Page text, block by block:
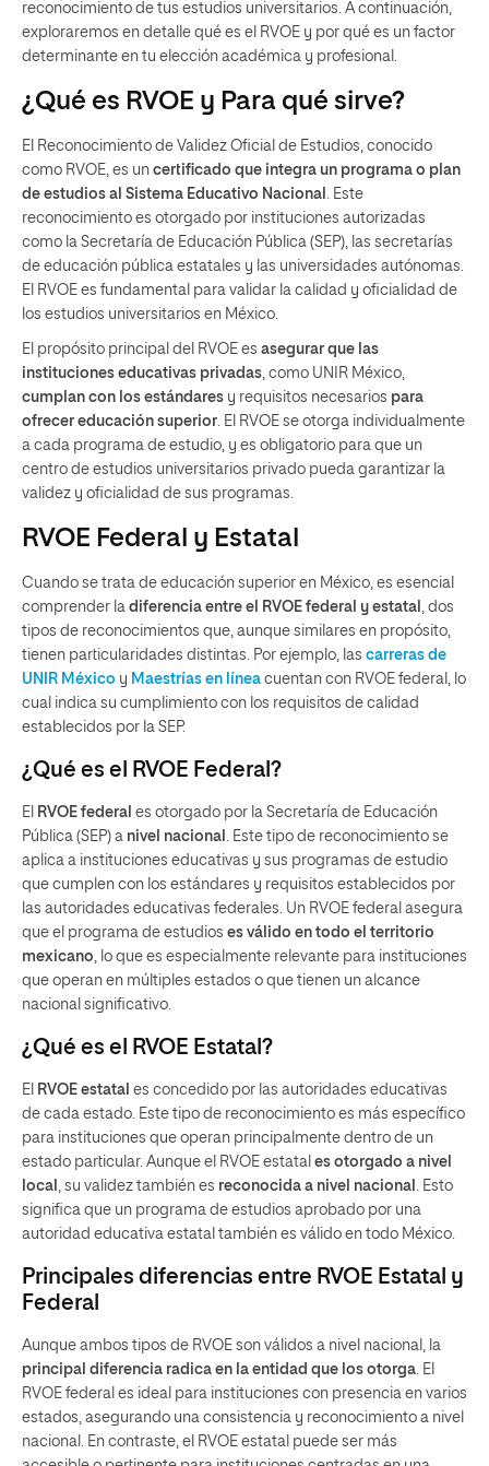
reconocimiento de tus estudios universitarios. A continuación,
exploraremos en detalle qué es el RVOE y por qué es un factor
determinante en tu elección académica y profesional.
¿Qué es RVOE y Para qué sirve?
El Reconocimiento de Validez Oficial de Estudios, conocido
como RVOE, es un certificado que integra un programa o plan
de estudios al Sistema Educativo Nacional . Este
reconocimiento es otorgado por instituciones autorizadas
como la Secretaría de Educación Pública (SEP), las secretarías
de educación pública estatales y las universidades autónomas.
El RVOE es fundamental para validar la calidad y oficialidad de
los estudios universitarios en México.
El propósito principal del RVOE es asegurar que las
instituciones educativas privadas, como UNIR México,
cumplan con los estándares y requisitos necesarios para
ofrecer educación superior. El RVOE se otorga individualmente
a cada programa de estudio, y es obligatorio para que un
centro de estudios universitarios privado pueda garantizar la
validez y oficialidad de sus programas.
RVOE Federal y Estatal
Cuando se trata de educación superior en México, es esencial
comprender la diferencia entre el RVOE federal y estatal , dos
tipos de reconocimientos que, aunque similares en propósito,
tienen particularidades distintas. Por ejemplo, las carreras de
UNIR México y Maestrías en línea cuentan con RVOE federal, lo
cual indica su cumplimiento con los requisitos de calidad
establecidos por la SEP.
¿Qué es el RVOE Federal?
El RVOE federal es otorgado por la Secretaría de Educación
Pública (SEP) a nivel nacional . Este tipo de reconocimiento se
aplica a instituciones educativas y sus programas de estudio
que cumplen con los estándares y requisitos establecidos por
las autoridades educativas federales. Un RVOE federal asegura
que el programa de estudios es válido en todo el territorio
mexicano, lo que es especialmente relevante para instituciones
que operan en múltiples estados o que tienen un alcance
nacional significativo.
¿Qué es el RVOE Estatal?
El RVOE estatal es concedido por las autoridades educativas
de cada estado. Este tipo de reconocimiento es más específico
para instituciones que operan principalmente dentro de un
estado particular. Aunque el RVOE estatal es otorgado a nivel
local , su validez también es reconocida a nivel nacional . Esto
significa que un programa de estudios aprobado por una
autoridad educativa estatal también es válido en todo México.
Principales diferencias entre RVOE Estatal y
Federal
Aunque ambos tipos de RVOE son válidos a nivel nacional, la
principal diferencia radica en la entidad que los otorga. El
RVOE federal es ideal para instituciones con presencia en varios
estados, asegurando una consistencia y reconocimiento a nivel
nacional. En contraste, el RVOE estatal puede ser más